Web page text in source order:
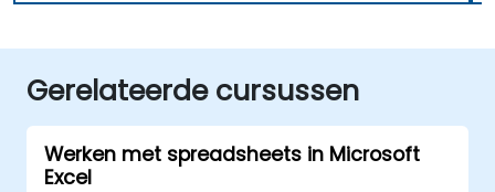
Gerelateerde cursussen
Werken met spreadsheets in Microsoft
Excel